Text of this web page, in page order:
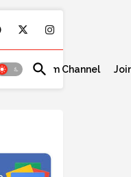
Telegram Channel